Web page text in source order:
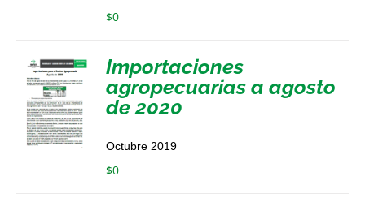
$0
Importaciones
agropecuarias a agosto
de 2020
Octubre 2019
$0